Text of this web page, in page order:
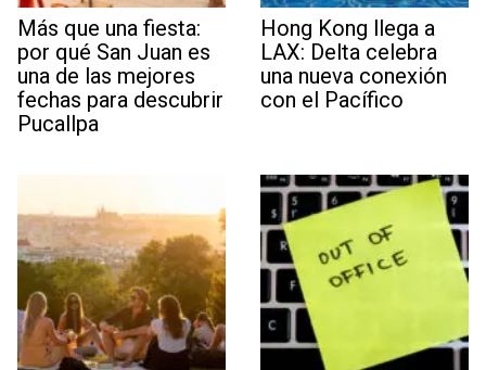
Más que una fiesta:
por qué San Juan es
una de las mejores
fechas para descubrir
Pucallpa
Hong Kong llega a
LAX: Delta celebra
una nueva conexión
con el Pacífico